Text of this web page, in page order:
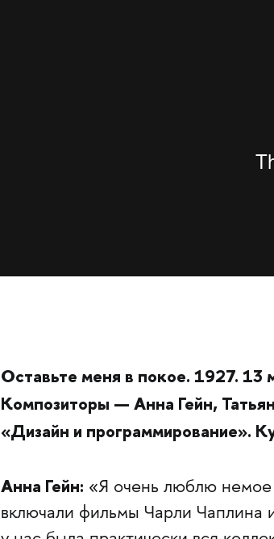
Оставьте меня в покое. 1927.
Композиторы — Анна Гейн,
«Дизайн и программирование».
Анна Гейн: «Я очень люблю немое
включали фильмы Чарли Чаплина